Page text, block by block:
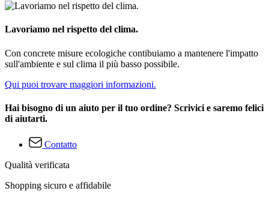
Lavoriamo nel rispetto del clima.
Con concrete misure ecologiche contibuiamo a mantenere l'impatto
sull'ambiente e sul clima il più basso possibile.
Qui puoi trovare maggiori informazioni.
Hai bisogno di un aiuto per il tuo ordine? Scrivici e saremo felici
di aiutarti.
Contatto
Qualità verificata
Shopping sicuro e affidabile